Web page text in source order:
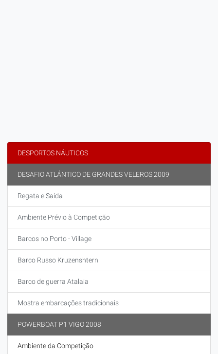
DESPORTOS NÁUTICOS
DESAFIO ATLÁNTICO DE GRANDES VELEROS 2009
Regata e Saída
Ambiente Prévio à Competição
Barcos no Porto - Village
Barco Russo Kruzenshtern
Barco de guerra Atalaia
Mostra embarcações tradicionais
POWERBOAT P1 VIGO 2008
Ambiente da Competição